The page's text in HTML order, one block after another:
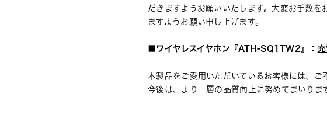
だきますようお願いいたします。大変お手数
ますようお願い申し上げます。
■ワイヤレスイヤホン『ATH-SQ1TW2』 ：
本製品をご愛用いただいているお客様には、
今後は、より一層の品質向上に努めてまいりま